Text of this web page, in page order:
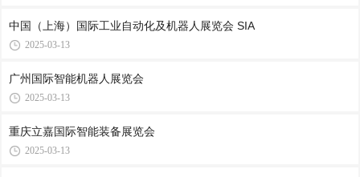
中国（上海）国际工业自动化及机器人展览会 SIA
2025-03-13
广州国际智能机器人展览会
2025-03-13
重庆立嘉国际智能装备展览会
2025-03-13